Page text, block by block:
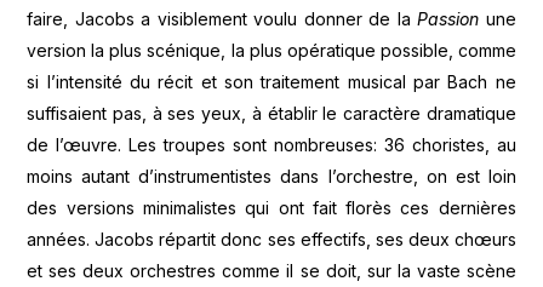
faire, Jacobs a visiblement voulu donner de laPassion une
version la plus scénique, la plus opératique possible, comme
si l’intensité du récit et son traitement musical par Bach ne
suffisaient pas, à ses yeux, à établir le caractère dramatique
de l’œuvre. Les troupes sont nombreuses: 36 choristes, au
moins autant d’instrumentistes dans l’orchestre, on est loin
des versions minimalistes qui ont fait florès ces dernières
années. Jacobs répartit donc ses effectifs, ses deux chœurs
et ses deux orchestres comme il se doit, sur la vaste scène